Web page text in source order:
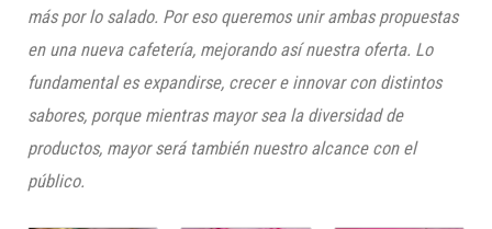
más por lo salado. Por eso queremos unir ambas propuestas
en una nueva cafetería, mejorando así nuestra oferta. Lo
fundamental es expandirse, crecer e innovar con distintos
sabores, porque mientras mayor sea la diversidad de
productos, mayor será también nuestro alcance con el
público.